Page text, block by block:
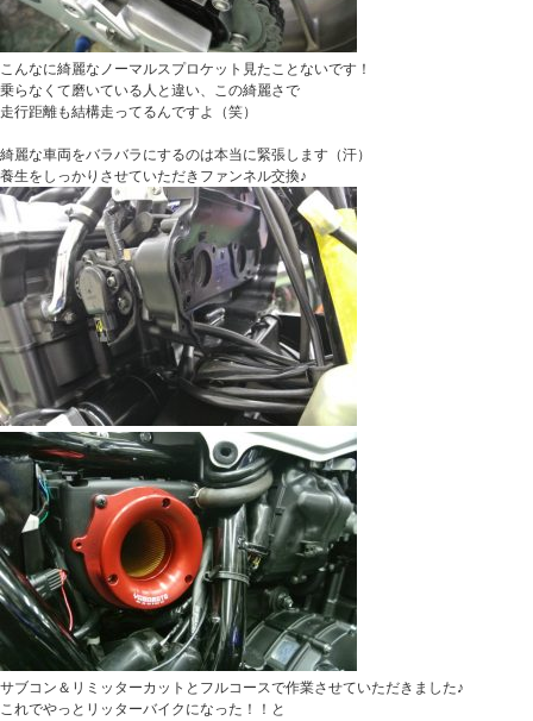
こんなに綺麗なノーマルスプロケット見たことないです！
乗らなくて磨いている人と違い、この綺麗さで
走行距離も結構走ってるんですよ（笑）
綺麗な車両をバラバラにするのは本当に緊張します（汗）
養生をしっかりさせていただきファンネル交換♪
サブコン＆リミッターカットとフルコースで作業させていただきました♪
これでやっとリッターバイクになった！！と